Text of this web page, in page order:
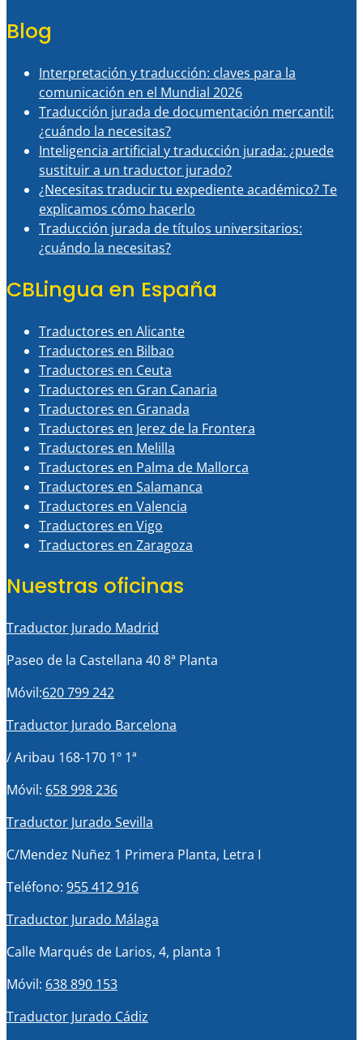
Blog
Interpretación y traducción: claves para la
comunicación en el Mundial 2026
Traducción jurada de documentación mercantil:
¿cuándo la necesitas?
Inteligencia artificial y traducción jurada: ¿puede
sustituir a un traductor jurado?
¿Necesitas traducir tu expediente académico? Te
explicamos cómo hacerlo
Traducción jurada de títulos universitarios:
¿cuándo la necesitas?
CBLingua en España
Traductores en Alicante
Traductores en Bilbao
Traductores en Ceuta
Traductores en Gran Canaria
Traductores en Granada
Traductores en Jerez de la Frontera
Traductores en Melilla
Traductores en Palma de Mallorca
Traductores en Salamanca
Traductores en Valencia
Traductores en Vigo
Traductores en Zaragoza
Nuestras oficinas
Traductor Jurado Madrid
Paseo de la Castellana 40 8ª Planta
Móvil:620 799 242
Traductor Jurado Barcelona
/ Aribau 168-170 1º 1ª
Móvil: 658 998 236
Traductor Jurado Sevilla
C/Mendez Nuñez 1 Primera Planta, Letra I
Teléfono: 955 412 916
Traductor Jurado Málaga
Calle Marqués de Larios, 4, planta 1
Móvil: 638 890 153
Traductor Jurado Cádiz